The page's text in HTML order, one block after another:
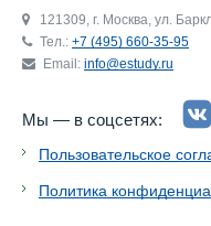
121309, г. Москва, ул.
Тел.: +7 (495) 660-35-95
Email: info@estudy.ru
Мы — в соцсетях:
Пользовательское
Политика